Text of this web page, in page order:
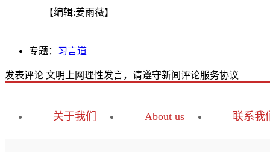
【编辑:姜雨薇】
专题： 习言道
发表评论 文明上网理性发言，请遵守新闻评论服务协议
关于我们 About us 联系我